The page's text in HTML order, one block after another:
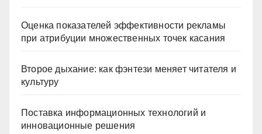
Оценка показателей эффективности рекламы
при атрибуции множественных точек касания
Второе дыхание: как фэнтези меняет читателя и
культуру
Поставка информационных технологий и
инновационные решения